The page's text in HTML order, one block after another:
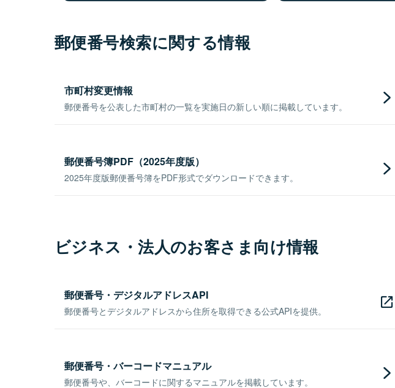
郵便番号検索に関する情報
市町村変更情報
郵便番号を公表した市町村の一覧を実施日の新しい順に掲載しています。
郵便番号簿PDF（2025年度版）
2025年度版郵便番号簿をPDF形式でダウンロードできます。
ビジネス・法人のお客さま向け情報
郵便番号・デジタルアドレスAPI
郵便番号とデジタルアドレスから住所を取得できる公式APIを提供。
郵便番号・バーコードマニュアル
郵便番号や、バーコードに関するマニュアルを掲載しています。